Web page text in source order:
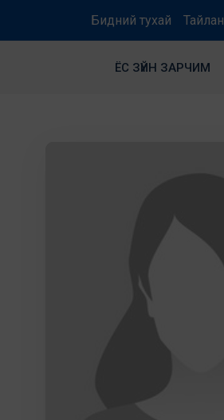
Бидний тухай Тайлан
ЁС ЗҮЙН ЗАРЧИМ